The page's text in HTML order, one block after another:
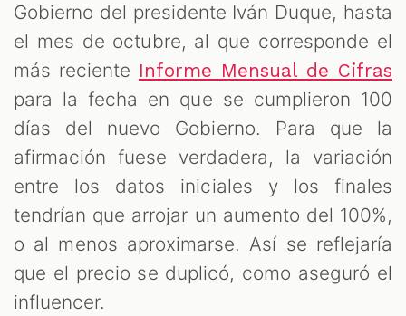
Gobierno del presidente Iván Duque, hasta
el mes de octubre, al que corresponde el
más reciente Informe Mensual de Cifras
para la fecha en que se cumplieron 100
días del nuevo Gobierno. Para que la
afirmación fuese verdadera, la variación
entre los datos iniciales y los finales
tendrían que arrojar un aumento del 100%,
o al menos aproximarse. Así se reflejaría
que el precio se duplicó, como aseguró el
influencer.